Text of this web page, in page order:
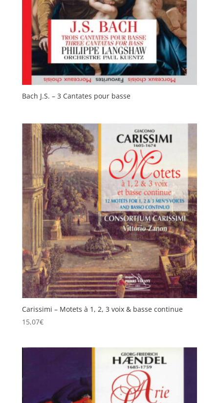
Bach J.S. – 3 Cantates pour basse
Carissimi – Motets à 1, 2, 3 voix & basse continue
15,07€